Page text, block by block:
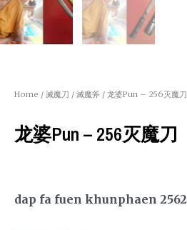
Home / 滅魔刀 / 滅魔斧 / 龙婆Pun – 256灭魔刀
龙婆Pun – 256灭魔刀
dap fa fuen khunphaen 2562